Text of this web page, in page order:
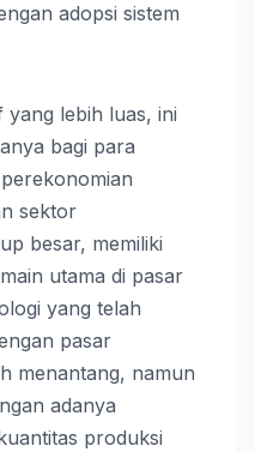
adopsi sistem
lebih luas, ini
bagi para
sektor
besar, memiliki
utama di pasar
yang telah
pasar
menantang, namun
adanya
produksi